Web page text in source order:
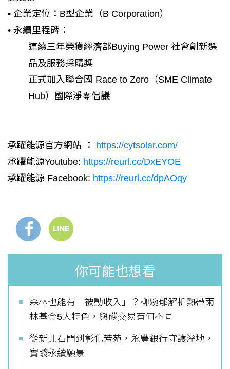
• 企業定位：B型企業（B Corporation）
• 永續里程碑：
連續三年榮獲經濟部Buying Power 社會創新選
品及服務採購獎
正式加入聯合國 Race to Zero（SME Climate
Hub）國際淨零倡議
承躍能源官方網站 ： https://cytsolar.com/
承躍能源Youtube: https://reurl.cc/DxEYOE
承躍能源 Facebook: https://reurl.cc/dpAOqy
你可能也想看
森林也能有「被動收入」？柳婉郁解析熱帶雨
林基金5大特色，與碳交易有何不同
從新北石門到彰化芳苑，永豐銀行守護溼地，
實踐永續願景